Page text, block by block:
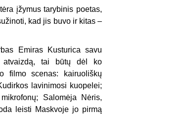
įžymus tarybinis poetas,
kad jis buvo ir kitas –
Emiras Kusturica savu
atvaizdą, tai būtų dėl ko
filmo scenas: kairuoliškų
lavinimosi kuopelei;
Salomėja Nėris,
leisti Maskvoje jo pirmą